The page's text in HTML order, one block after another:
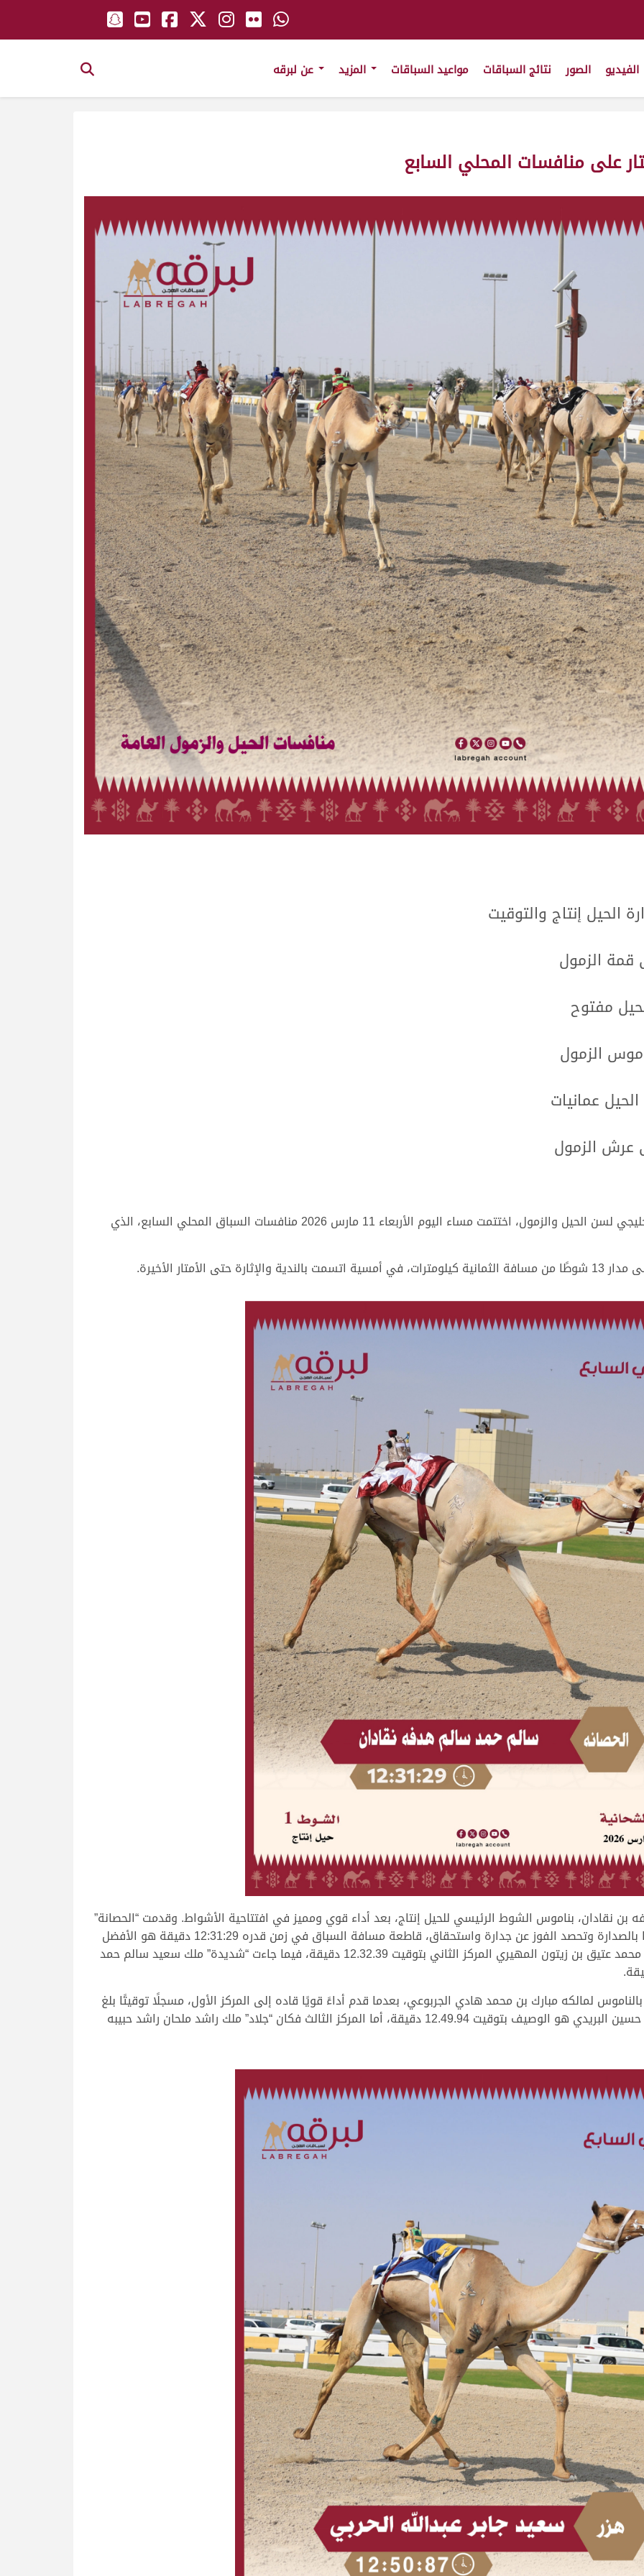
الصور نتائج السباقات مواعيد السباقات
على منافسات المحلي السابع
الحيل إنتاج والتوقيت
قمة الزمول
مفتوح
الزمول
عمانيات
عرش الزمول
بمشاركة نخب الأصايل من دول مجلس التعاون الخليجي لسن الحيل والزمول، اختتمت مساء اليوم الأربعاء 11 مارس 2026 منافسات السباق المحلي السابع، الذي
بن نقادان، بناموس الشوط الرئيسي للحيل إنتاج، بعد أداء قوي ومميز في افتتاحية الأشواط. وقدمت “الحصانة”
مستوى لافتًا طوال مجريات الشوط لتؤكد جدارتها بالصدارة وتحصد الفوز عن جدارة واستحقاق، قاطعة مسافة السباق في زمن قدره 12:31:29 دقيقة هو الأفضل
في منافسات الأمسية، بينما احتلت “زعفرانة” ملك محمد عتيق بن زيتون المهيري المركز الثاني بتوقيت 12.32.39 دقيقة، فيما جاءت “شديدة” ملك سعيد سالم حمد
لمالكه مبارك بن محمد هادي الجربوعي، بعدما قدم أداءً قويًا قاده إلى المركز الأول، مسجلًا توقيتًا بلغ
12:46:39 دقيقة، ويكون “منزح” لحمد جارالله علي حسين البريدي هو الوصيف بتوقيت 12.49.94 دقيقة، أما المركز الثالث فكان “جلاد” ملك راشد ملحان راشد حبيبه